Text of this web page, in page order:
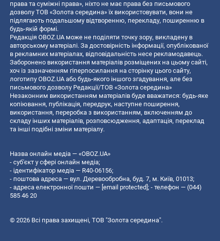
права та суміжні права», ніхто не має права без письмового
дозволу ТОВ «Золота середина» їх використовувати, вони не
підлягають подальшому відтворенню, перекладу, поширенню в
будь-якій формі.
Редакція OBOZ.UA може не поділяти точку зору, викладену в
авторському матеріалі. За достовірність інформації, опублікованої
в рекламних матеріалах, відповідальність несе рекламодавець.
Заборонено використання матеріалів розміщених на цьому сайті,
хоч із зазначенням гіперпосилання на сторінку цього сайту,
логотипу OBOZ.UA або будь-якого іншого згадування, але без
письмового дозволу Редакції/ТОВ «Золота середина»
Незаконним використанням матеріалів буде вважатися: будь-яке
копiювання, публiкацiя, передрук, наступне поширення,
використання, переробка з використанням, включенням до
складу інших матеріалів, розповсюдження, адаптація, переклад
та інші подібні зміни матеріалу.
Назва онлайн медіа — «OBOZ.UA»
- суб'єкт у сфері онлайн медіа;
- ідентифікатор медіа — R40-06156;
- поштова адреса — вул. Деревообробна, буд. 7, м. Київ, 01013;
- адреса електронної пошти — [email protected]; - телефон — (044)
585 46 20
© 2026 Всі права захищені, ТОВ "Золота середина".